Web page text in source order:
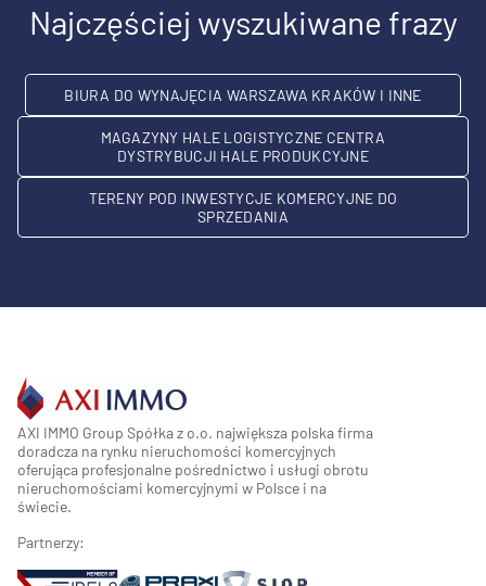
Najczęściej wyszukiwane frazy
BIURA DO WYNAJĘCIA WARSZAWA KRAKÓW I INNE
MAGAZYNY HALE LOGISTYCZNE CENTRA
DYSTRYBUCJI HALE PRODUKCYJNE
TERENY POD INWESTYCJE KOMERCYJNE DO
SPRZEDANIA
AXI IMMO Group Spółka z o.o. największa polska firma
doradcza na rynku nieruchomości komercyjnych
oferująca profesjonalne pośrednictwo i usługi obrotu
nieruchomościami komercyjnymi w Polsce i na
świecie.
Partnerzy: